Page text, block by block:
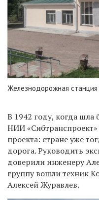
Железнодорожная
В 1942 году, когда шла
НИИ «Сибтранспроект»
проекта: стране уже
дорога. Руководить
доверили инженеру
группу вошли техник
Алексей Журавлев.